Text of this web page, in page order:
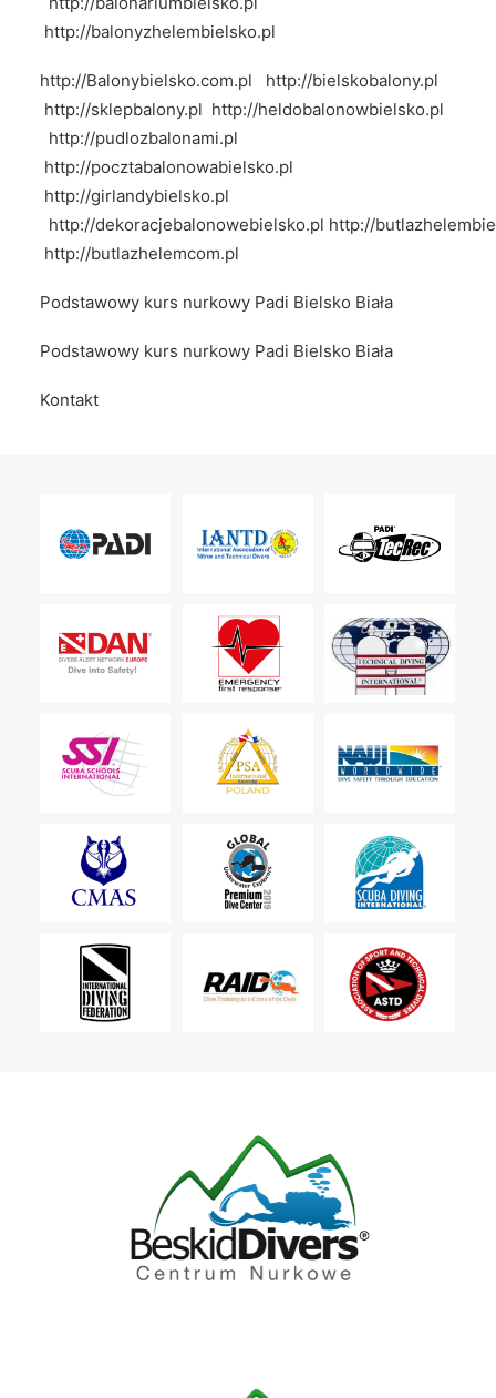
http://balonyzhelembielsko.pl
http://Balonybielsko.com.pl
http://bielskobalony.pl
http://sklepbalony.pl http://heldobalonowbielsko.pl
http://pudlozbalonami.pl
http://pocztabalonowabielsko.pl
http://girlandybielsko.pl
http://dekoracjebalonowebielsko.pl http://
http://butlazhelemcom.pl
Podstawowy kurs nurkowy Padi Bielsko Biała
Podstawowy kurs nurkowy Padi Bielsko Biała
Kontakt